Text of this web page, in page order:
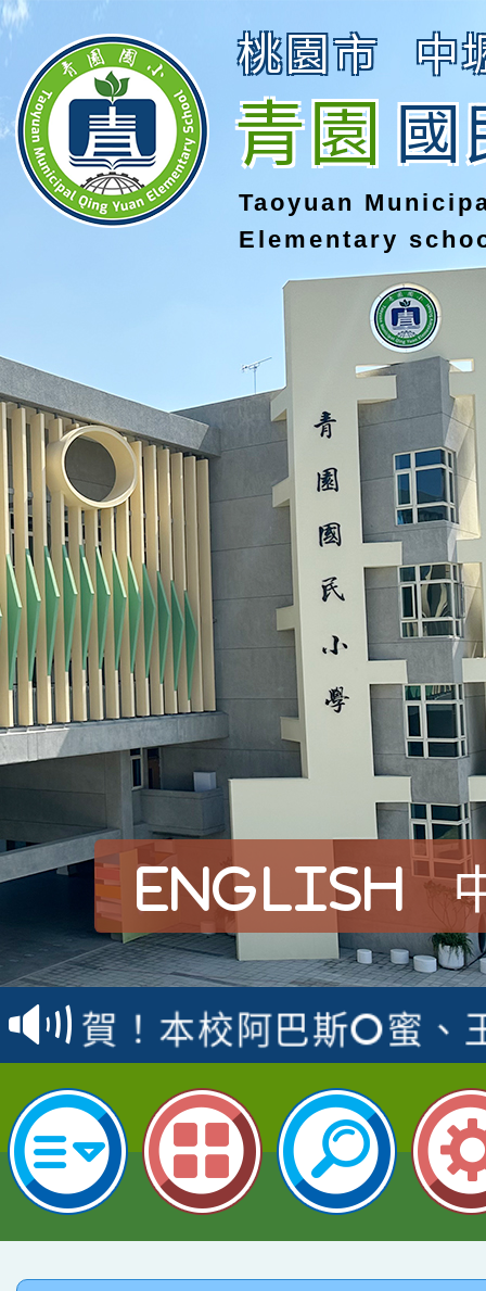
桃園市 中
青園國
Taoyuan
Elementary
English
賀！本校參加桃園市中
賽 洪綺君教師榮獲社
名
賀！本校阿巴斯O蜜、
名 指導老師王老師、
桃園市英語競賽國小朗
名，指導老師林老師
賀！本校參加桃園市中
賽 劉文瑛教師榮獲教
賀！本校參與2026世